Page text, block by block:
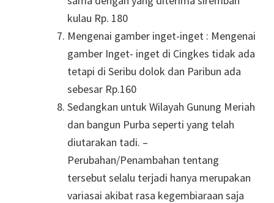
kulau Rp. 180
Mengenai gamber inget-inget : Mengenai
gamber Inget- inget di Cingkes tidak ada
tetapi di Seribu dolok dan Paribun ada
sebesar Rp.160
Sedangkan untuk Wilayah Gunung Meriah
dan bangun Purba seperti yang telah
diutarakan tadi. –
Perubahan/Penambahan tentang
tersebut selalu terjadi hanya merupakan
variasai akibat rasa kegembiaraan saja